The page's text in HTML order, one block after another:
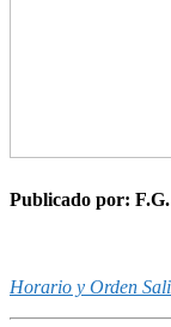
Publicado por:
Horario y Orden